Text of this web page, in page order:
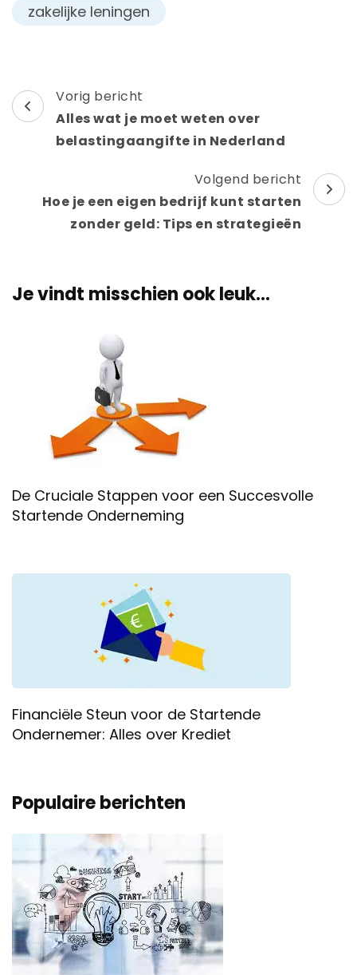
zakelijke leningen
Berichtnavigatie
Vorig bericht
Alles wat je moet weten over
belastingaangifte in Nederland
Volgend bericht
Hoe je een eigen bedrijf kunt starten
zonder geld: Tips en strategieën
Je vindt misschien ook leuk...
De Cruciale Stappen voor een Succesvolle
Startende Onderneming
Financiële Steun voor de Startende
Ondernemer: Alles over Krediet
Populaire berichten